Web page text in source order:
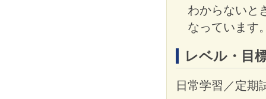
わからないと
なっています
レベル・目
日常学習／定期